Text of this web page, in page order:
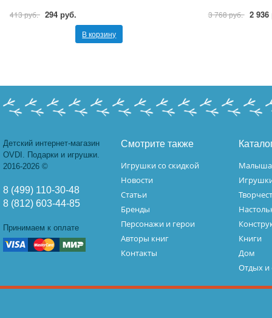
413 руб. 294 руб.
В корзину
3 768 руб. 2 936
Детский интернет-магазин
OVDI. Подарки и игрушки.
2016-2026 ©
8 (499) 110-30-48
8 (812) 603-44-85
Принимаем к оплате
Смотрите также
Игрушки со скидкой
Новости
Статьи
Бренды
Персонажи и герои
Авторы книг
Контакты
Книги
Дом
Отдых и